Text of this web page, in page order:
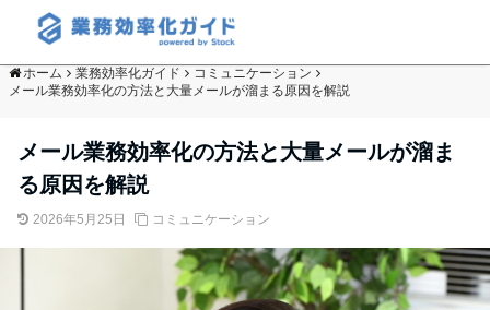
ホーム 業務効率化ガイド
コミュニケーション
メール業務効率化の方法と大量メールが溜まる原因を解説
メール業務効率化の方法と大量メールが溜ま
る原因を解説
2026年5月25日 コミュニケーション